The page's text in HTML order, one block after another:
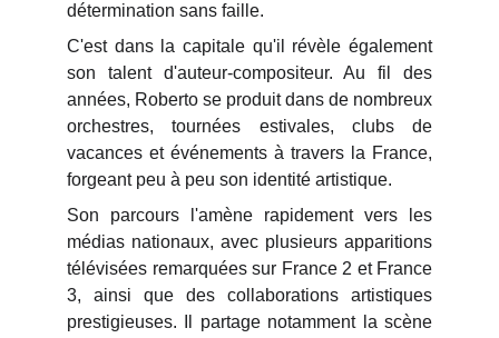
détermination sans faille.
C'est dans la capitale qu'il révèle également
son talent d'auteur-compositeur. Au fil des
années, Roberto se produit dans de nombreux
orchestres, tournées estivales, clubs de
vacances et événements à travers la France,
forgeant peu à peu son identité artistique.
Son parcours l'amène rapidement vers les
médias nationaux, avec plusieurs apparitions
télévisées remarquées sur France 2 et France
3, ainsi que des collaborations artistiques
prestigieuses. Il partage notamment la scène